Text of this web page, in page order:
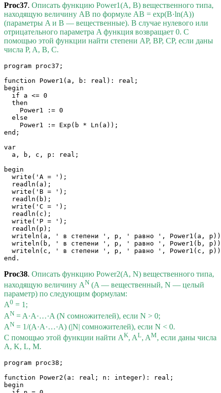
Proc37. Описать функцию Power1(A, B) вещественного типа,
находящую величину AB по формуле AB = exp(B·ln(A))
(параметры A и B — вещественные). В случае нулевого или
отрицательного параметра A функция возвращает 0. С
помощью этой функции найти степени AP, BP, CP, если даны
числа P, A, B, C.
program proc37;
function Power1(a, b: real): real;
begin
  if a <= 0
  then
    Power1 := 0
  else
    Power1 := Exp(b * Ln(a));
end;
var
  a, b, c, p: real;
begin
  write('A = ');
  readln(a);
  write('B = ');
  readln(b);
  write('C = ');
  readln(c);
  write('P = ');
  readln(p);
writeln(a, ' в степени ', p, ' равно ', Power1(a,
writeln(b, ' в степени ', p, ' равно ', Power1(b,
  writeln(c, ' в степени ', p, ' равно ', Power1(c, p))
Proc38. Описать функцию Power2(A, N) вещественного типа,
находящую величину AN (A — вещественный, N — целый
параметр) по следующим формулам:
A0 = 1;
AN = A·A·…·A (N сомножителей), если N > 0;
AN = 1/(A·A·…·A) (|N| сомножителей), если N < 0.
С помощью этой функции найти AK, AL, AM, если даны числа
A, K, L, M.
program proc38;
function Power2(a: real; n: integer): real;
begin